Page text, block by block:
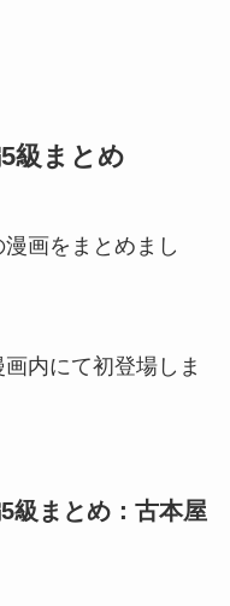
級まとめ
画をまとめまし
内にて初登場しま
級まとめ：古本屋